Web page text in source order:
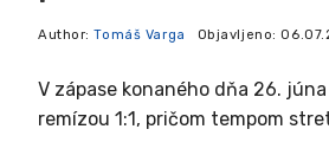
Author:Tomáš Varga Objavljeno:
V zápase konaného dňa 26.
remízou 1:1, pričom tempom